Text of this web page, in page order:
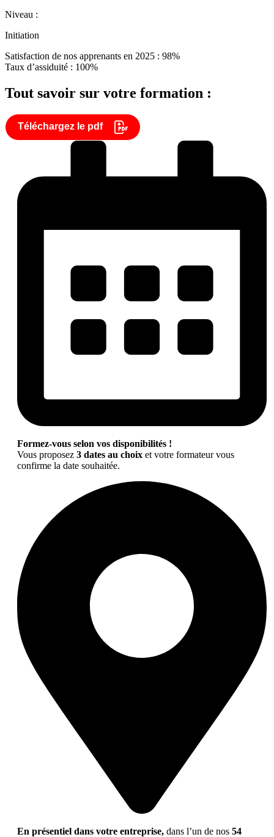
Niveau :
Initiation
Satisfaction de nos apprenants en 2025 : 98%
Taux d’assiduité : 100%
Tout savoir sur votre formation :
Téléchargez le pdf
Formez-vous selon vos disponibilités !
Vous proposez 3 dates au choix et votre formateur vous
confirme la date souhaitée.
En présentiel dans votre entreprise, dans l’un de nos 54